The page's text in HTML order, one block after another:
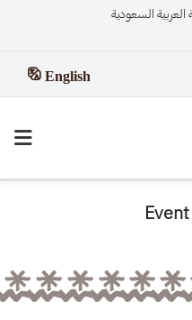
السعودية
English
Event